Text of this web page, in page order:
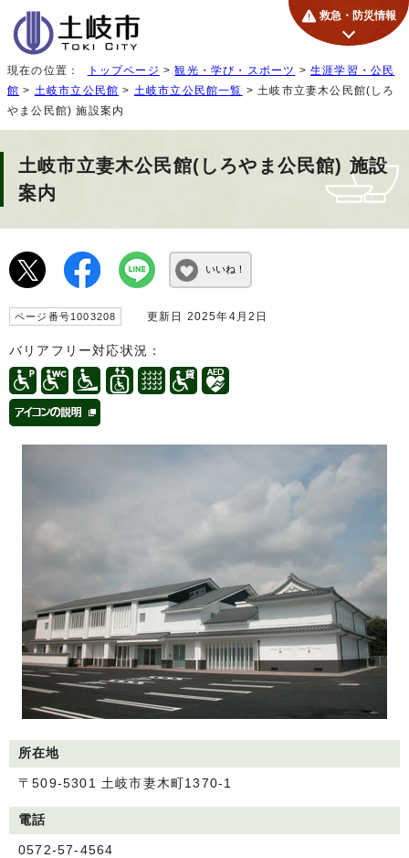
救急・防災情報
現在の位置： トップページ >観光・学び・スポーツ >生涯学習・公民
館 > 土岐市立公民館 > 土岐市立公民館一覧 > 土岐市立妻木公民館(しろ
やま公民館) 施設案内
土岐市立妻木公民館(しろやま公民館) 施設
案内
いいね！
ページ番号1003208 更新日 2025年4月2日
バリアフリー対応状況：
所在地
〒509-5301 土岐市妻木町1370-1
電話
0572-57-4564